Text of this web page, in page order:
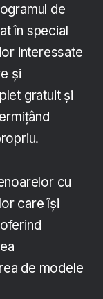
de
în special
interessate
și
gratuit și
cu
care își
de modele